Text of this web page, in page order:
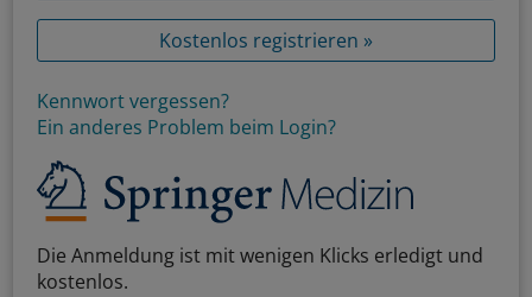
Kostenlos registrieren »
Kennwort vergessen?
Ein anderes Problem beim Login?
Die Anmeldung ist mit wenigen Klicks erledigt und
kostenlos.